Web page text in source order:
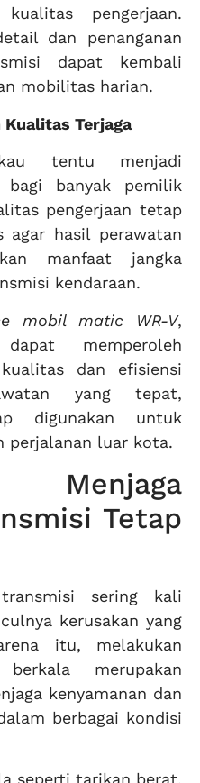
pengerjaan.
dan penanganan
dapat kembali
mobilitas harian.
Kualitas Terjaga
tentu menjadi
bagi banyak pemilik
pengerjaan tetap
agar hasil perawatan
manfaat jangka
kendaraan.
mobil matic WR-V,
memperoleh
dan efisiensi
yang tepat,
digunakan untuk
perjalanan luar kota.
Tetap
sering kali
kerusakan yang
itu, melakukan
merupakan
kenyamanan dan
berbagai kondisi